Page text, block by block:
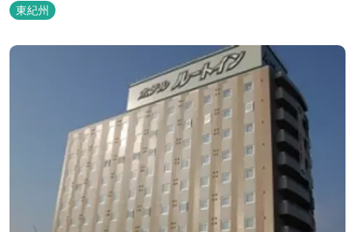
ラフト教室やストーンクラフト教室など各種イベントも盛りだくさ
ん。森林浴を楽しんだり、一日中遊び、ゆったりできます。 紀北町
の海の幸をふんだんに使った海鮮・焼肉バーベキュー。家族で，グ
東紀州